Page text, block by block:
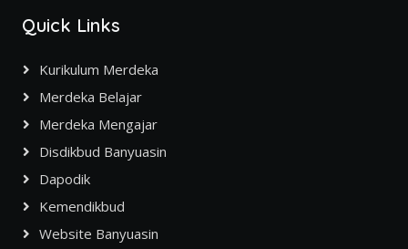
Quick Links
Kurikulum Merdeka
Merdeka Belajar
Merdeka Mengajar
Disdikbud Banyuasin
Dapodik
Kemendikbud
Website Banyuasin